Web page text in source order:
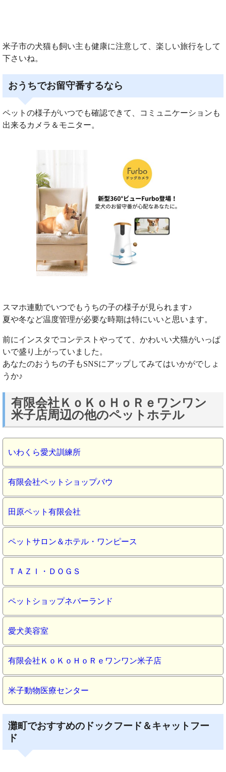
米子市の犬猫も飼い主も健康に注意して、楽しい旅行をして
下さいね。
おうちでお留守番するなら
ペットの様子がいつでも確認できて、コミュニケーションも
出来るカメラ＆モニター。
スマホ連動でいつでもうちの子の様子が見られます♪
夏や冬など温度管理が必要な時期は特にいいと思います。
前にインスタでコンテストやってて、かわいい犬猫がいっぱ
いで盛り上がっていました。
あなたのおうちの子もSNSにアップしてみてはいかがでしょ
うか♪
有限会社ＫｏＫｏＨｏＲｅワンワン
米子店周辺の他のペットホテル
いわくら愛犬訓練所
有限会社ペットショップバウ
田原ペット有限会社
ペットサロン＆ホテル・ワンピース
ＴＡＺＩ・ＤＯＧＳ
ペットショップネバーランド
愛犬美容室
有限会社ＫｏＫｏＨｏＲｅワンワン米子店
米子動物医療センター
灘町でおすすめのドックフード＆キャットフー
ド